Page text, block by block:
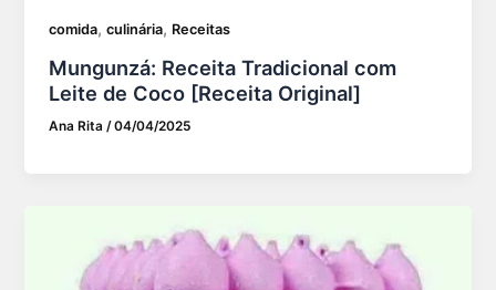
comida,culinária, Receitas
Mungunzá: Receita Tradicional com
Leite de Coco [Receita Original]
Ana Rita/04/04/2025